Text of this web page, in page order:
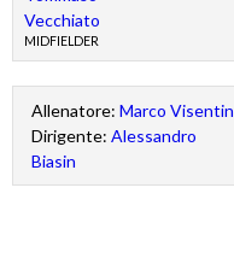
Vecchiato
MIDFIELDER
Allenatore: Marco Visentin
Dirigente: Alessandro
Biasin